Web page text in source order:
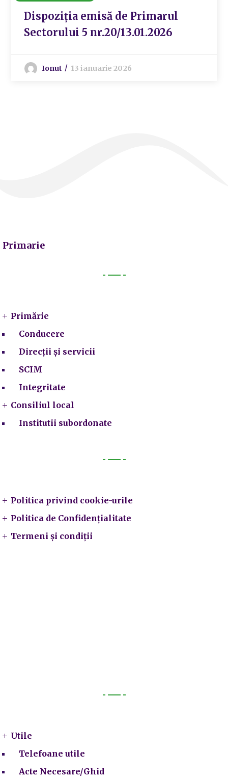
Dispoziția emisă de Primarul
Sectorului 5 nr.20/13.01.2026
Ionut 13 ianuarie 2026
Primarie
Primărie
Conducere
Direcții și servicii
SCIM
Integritate
Consiliul local
Institutii subordonate
Politica privind cookie-urile
Politica de Confidențialitate
Termeni și condiții
Utile
Telefoane utile
Acte Necesare/Ghid